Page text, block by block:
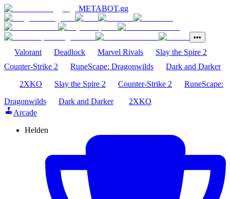
METABOT.gg
•••
Valorant Deadlock Marvel Rivals
Slay the Spire 2
Counter-Strike 2
RuneScape: Dragonwilds
Dark and Darker
2XKO
Slay the Spire 2 Counter-Strike 2
RuneScape:
Dragonwilds
Dark and Darker
2XKO
Arcade
Helden